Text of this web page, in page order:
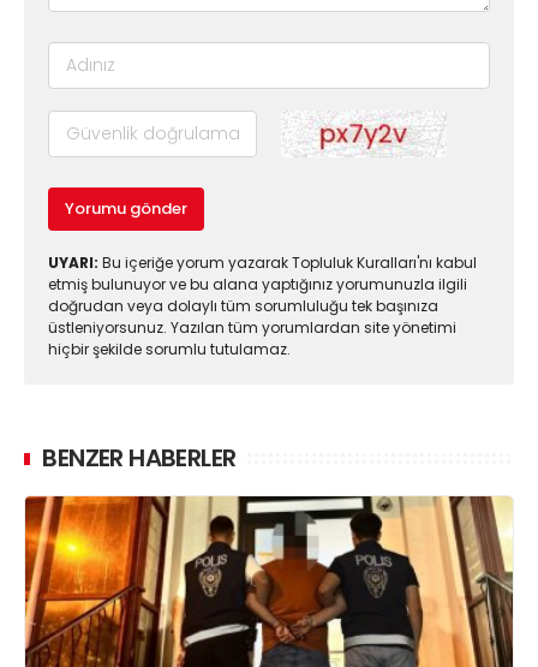
Yorumu gönder
UYARI: Bu içeriğe yorum yazarak Topluluk Kuralları'nı kabul
etmiş bulunuyor ve bu alana yaptığınız yorumunuzla ilgili
doğrudan veya dolaylı tüm sorumluluğu tek başınıza
üstleniyorsunuz. Yazılan tüm yorumlardan site yönetimi
hiçbir şekilde sorumlu tutulamaz.
BENZER HABERLER